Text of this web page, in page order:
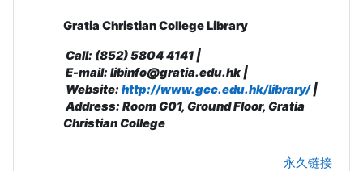
Gratia Christian College Library
Call: (852) 5804 4141 |
E-mail: libinfo@gratia.edu.hk |
Website: http://www.gcc.edu.hk/library/|
Address: Room G01, Ground Floor, Gratia
Christian College
永久链接